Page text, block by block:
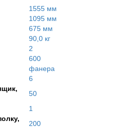
1555 мм
1095 мм
675 мм
90,0 кг
2
600
фанера
6
50
1
200